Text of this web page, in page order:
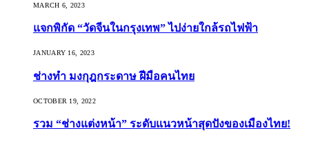
MARCH 6, 2023
แจกพิกัด “วัดจีนในกรุงเทพ” ไปง่ายใกล้รถไฟฟ้า
JANUARY 16, 2023
ช่างทำ มงกุฎกระดาษ ฝีมือคนไทย
OCTOBER 19, 2022
รวม “ช่างแต่งหน้า” ระดับแนวหน้าสุดปังของเมืองไทย!